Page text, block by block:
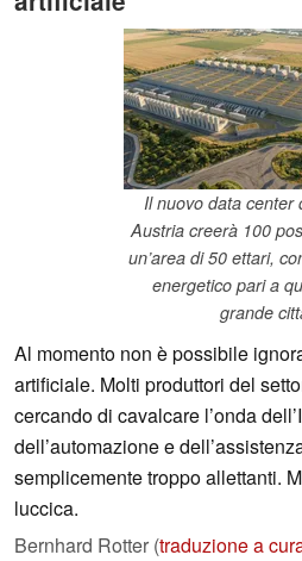
Il nuovo data center
Austria creerà 100
un’area di 50 ettari,
energetico pari a
grande
Al momento non è possibile
artificiale. Molti produttori del
cercando di cavalcare l’onda
dell’automazione e
semplicemente troppo allettanti.
luccica.
Bernhard Rotter (traduzione a